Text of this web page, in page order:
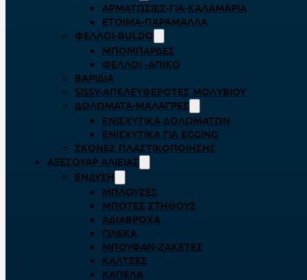
ΑΡΜΑΤΩΣΙΈΣ-ΓΙΑ-ΚΑΛΑΜΆΡΙΑ
ΈΤΟΙΜΑ-ΠΑΡΆΜΑΛΛΑ
ΦΕΛΛΟΊ-BULDO
ΜΠΟΜΠΆΡΔΕΣ
ΦΕΛΛΟΊ -ΑΠΊΚΟ
ΒΑΡΊΔΙΑ
SISSY-ΑΠΕΛΕΥΘΕΡΟΤΈΣ ΜΟΛΥΒΙΟΎ
ΔΟΛΏΜΑΤΑ-ΜΑΛΆΓΡΕΣ
ΕΝΙΣΧΥΤΙΚΆ ΔΟΛΩΜΆΤΩΝ
ΕΝΙΣΧΥΤΙΚΆ ΓΙΑ EGGING
ΣΚΌΝΕΣ ΠΛΑΣΤΙΚΟΠΟΊΗΣΗΣ
ΑΞΕΣΟΥΆΡ ΑΛΙΕΊΑΣ
ΈΝΔΥΣΗ
ΜΠΛΟΎΖΕΣ
ΜΠΌΤΕΣ ΣΤΉΘΟΥΣ
ΑΔΙΆΒΡΟΧΑ
ΓΙΛΈΚΑ
ΜΠΟΥΦΆΝ-ΖΑΚΈΤΕΣ
ΚΆΛΤΣΕΣ
ΚΑΠΈΛΑ